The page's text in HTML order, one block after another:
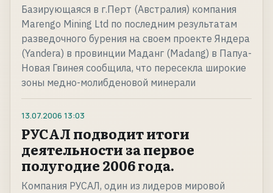
Базирующаяся в г.Перт (Австралия) компания
Marengo Mining Ltd по последним результатам
разведочного бурения на своем проекте Яндера
(Yandera) в провинции Маданг (Madang) в Папуа-
Новая Гвинея сообщила, что пересекла широкие
зоны медно-молибденовой минерали
13.07.2006 13:03
РУСАЛ подводит итоги
деятельности за первое
полугодие 2006 года.
Компания РУСАЛ, один из лидеров мировой